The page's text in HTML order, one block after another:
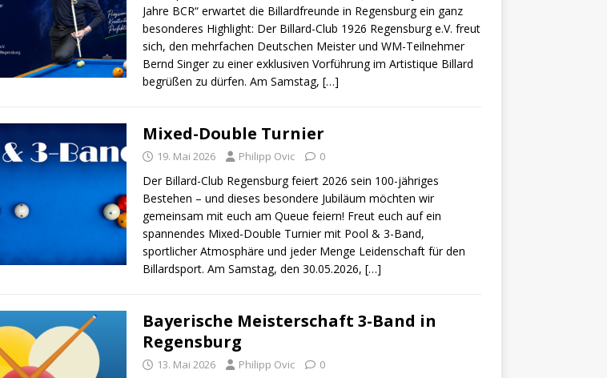
Jahre BCR“ erwartet die Billardfreunde in Regensburg ein ganz
besonderes Highlight: Der Billard-Club 1926 Regensburg e.V. freut
sich, den mehrfachen Deutschen Meister und WM-Teilnehmer
Bernd Singer zu einer exklusiven Vorführung im Artistique Billard
begrüßen zu dürfen. Am Samstag, […]
Mixed-Double Turnier
19. Mai 2026 Philipp Ovic 0
Der Billard-Club Regensburg feiert 2026 sein 100-jähriges
Bestehen – und dieses besondere Jubiläum möchten wir
gemeinsam mit euch am Queue feiern! Freut euch auf ein
spannendes Mixed-Double Turnier mit Pool & 3-Band,
sportlicher Atmosphäre und jeder Menge Leidenschaft für den
Billardsport. Am Samstag, den 30.05.2026, […]
Bayerische Meisterschaft 3-Band in
Regensburg
13. Mai 2026 Philipp Ovic 0